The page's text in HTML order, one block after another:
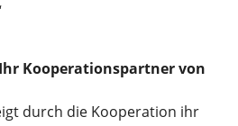
Kooperationspartner von
durch die Kooperation ihr